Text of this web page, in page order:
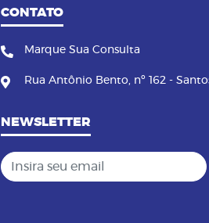
CONTATO
Marque Sua Consulta
Rua Antônio Bento, nº 162 -
NEWSLETTER